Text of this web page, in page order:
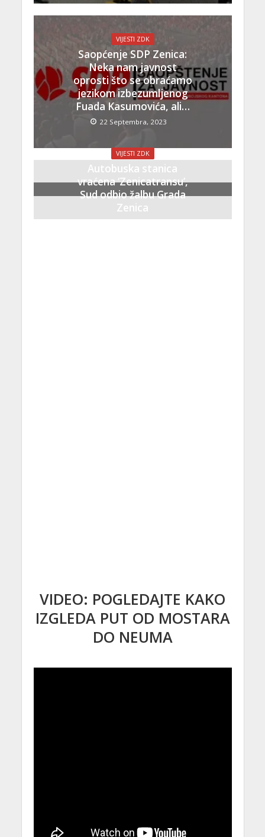
VIJESTI ZDK
Saopćenje SDP Zenica:
Neka nam javnost
oprosti što se obraćamo
jezikom izbezumljenog
Fuada Kasumovića, ali…
22 Septembra, 2023
VIJESTI ZDK
Autobuska stanica
vraćena ‘Zenicatransu’,
Sud odbio žalbu Grada
Zenica
VIDEO: POGLEDAJTE KAKO
IZGLEDA PUT OD MOSTARA
DO NEUMA